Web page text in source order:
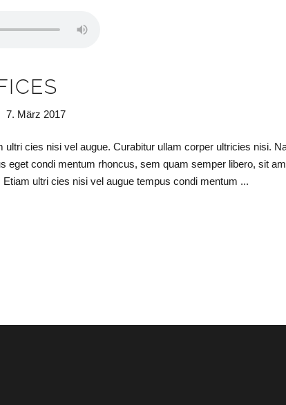
7. März 2017
ultri cies nisi vel augue. Curabitur ullam corper ultricies nisi.
eget condi mentum rhoncus, sem quam semper libero, sit
ultri cies nisi vel augue tempus condi mentum